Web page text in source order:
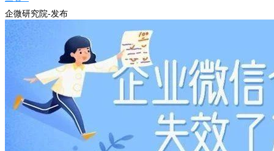
企微研究院-发布